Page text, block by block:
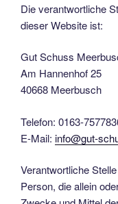
Die verantwortliche
dieser Website ist:
Gut Schuss
Am Hannenhof 25
40668 Meerbusch
Telefon: 0163-
E-Mail: info@gut-
Verantwortliche
Person, die allein